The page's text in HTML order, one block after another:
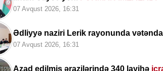
07 Avqust 2026, 16:31
Ədliyyə naziri Lerik rayonunda
07 Avqust 2026, 16:31
Azad edilmiş ərazilərində 340 layihə